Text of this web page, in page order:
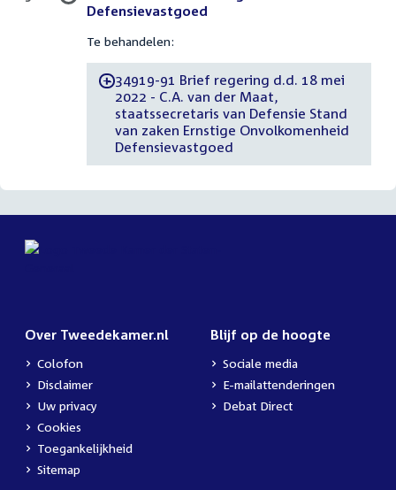
Defensievastgoed
Te behandelen:
-34919-91 Brief regering d.d. 18 mei
2022 - C.A. van der Maat,
staatssecretaris van Defensie Stand
van zaken Ernstige Onvolkomenheid
Defensievastgoed
Over Tweedekamer.nl
Colofon
Disclaimer
Uw privacy
Cookies
Toegankelijkheid
Sitemap
Blijf op de hoogte
Sociale media
E-mailattenderingen
Debat Direct